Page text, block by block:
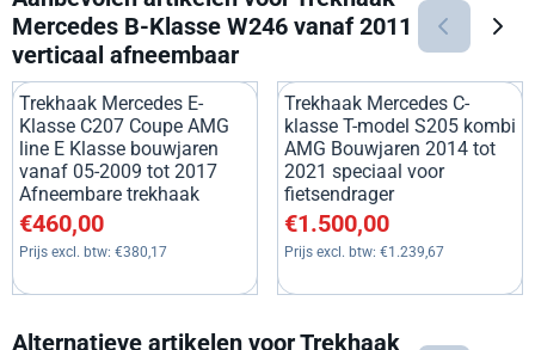
Mercedes B-Klasse W246 vanaf 2011
verticaal afneembaar
Trekhaak Mercedes E-
Klasse C207 Coupe AMG
line E Klasse bouwjaren
vanaf 05-2009 tot 2017
Afneembare trekhaak
Prijs: 460,00, exclusief btw: 380,17
€460,00
Prijs excl. btw: €380,17
Trekhaak Mercedes C-
klasse T-model S205 kombi
AMG Bouwjaren 2014 tot
2021 speciaal voor
fietsendrager
Prijs: 1 500,00, exclusief btw:
€1.500,00
Prijs excl. btw: €1.239,67
Alternatieve artikelen voorTrekhaak